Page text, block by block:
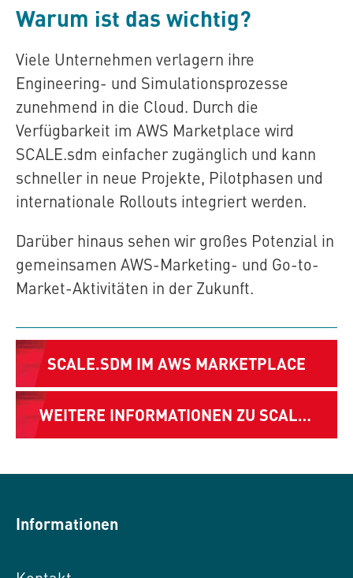
Warum ist das wichtig?
Viele Unternehmen verlagern ihre
Engineering- und Simulationsprozesse
zunehmend in die Cloud. Durch die
Verfügbarkeit im AWS Marketplace wird
SCALE.sdm einfacher zugänglich und kann
schneller in neue Projekte, Pilotphasen und
internationale Rollouts integriert werden.
Darüber hinaus sehen wir großes Potenzial in
gemeinsamen AWS-Marketing- und Go-to-
Market-Aktivitäten in der Zukunft.
SCALE.SDM IM AWS MARKETPLACE
WEITERE INFORMATIONEN ZU SCALE.SDM
Informationen